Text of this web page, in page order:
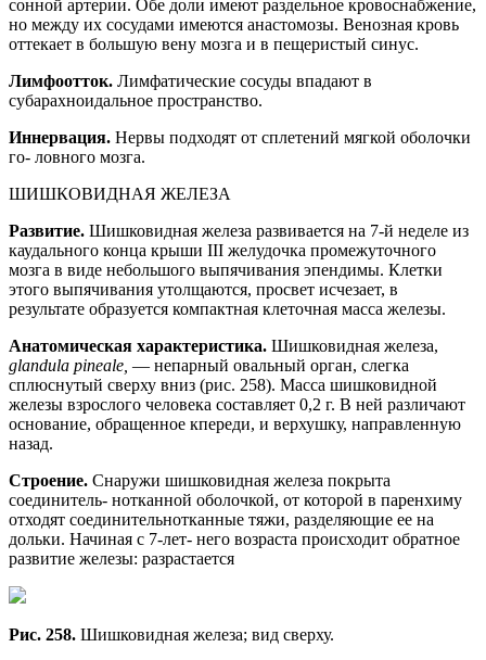
сонной артерии. Обе доли имеют раздельное кровоснабжение,
но между их сосудами имеются анастомозы. Венозная кровь
оттекает в большую вену мозга и в пещеристый синус.
Лимфоотток. Лимфатические сосуды впадают в
субарахноидальное пространство.
Иннервация. Нервы подходят от сплетений мягкой оболочки
го- ловного мозга.
ШИШКОВИДНАЯ ЖЕЛЕЗА
Развитие. Шишковидная железа развивается на 7-й неделе из
каудального конца крыши III желудочка промежуточного
мозга в виде небольшого выпячивания эпендимы. Клетки
этого выпячивания утолщаются, просвет исчезает, в
результате образуется компактная клеточная масса железы.
Анатомическая характеристика. Шишковидная железа,
glandula pineale, — непарный овальный орган, слегка
сплюснутый сверху вниз (рис. 258). Масса шишковидной
железы взрослого человека составляет 0,2 г. В ней различают
основание, обращенное кпереди, и верхушку, направленную
назад.
Строение. Снаружи шишковидная железа покрыта
соединитель- нотканной оболочкой, от которой в паренхиму
отходят соединительнотканные тяжи, разделяющие ее на
дольки. Начиная с 7-лет- него возраста происходит обратное
развитие железы: разрастается
Рис. 258. Шишковидная железа; вид сверху.